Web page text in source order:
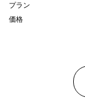
プラン
価格